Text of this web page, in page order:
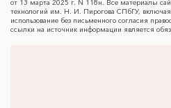
от 13 марта 2025 г. N 118н. Все материалы
технологий им. Н. И. Пирогова СПбГУ,
использование без письменного согласия
ссылки на источник информации является